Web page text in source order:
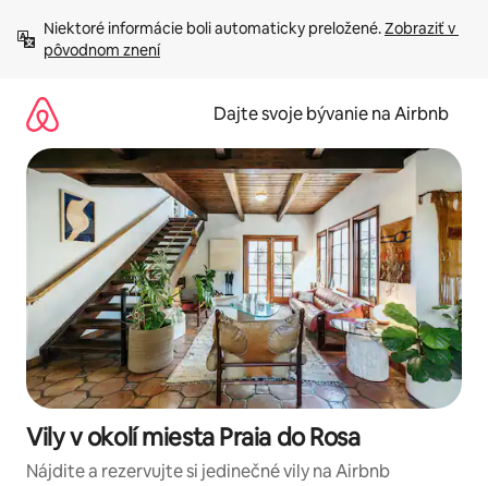
obsah.
Niektoré informácie boli automaticky preložené. Zobraziť v
pôvodnom znení
Dajte svoje bývanie na Airbnb
Vily v okolí miesta Praia do Rosa
Nájdite a rezervujte si jedinečné vily na Airbnb